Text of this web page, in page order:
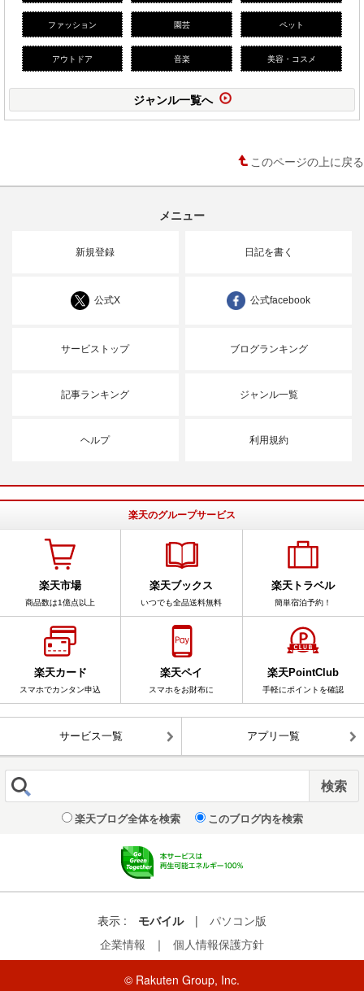
ファッション 園芸 ペット
アウトドア 音楽 美容・コスメ
ジャンル一覧へ
このページの上に戻る
メニュー
新規登録 日記を書く
公式X 公式facebook
サービストップ ブログランキング
記事ランキング ジャンル一覧
ヘルプ 利用規約
楽天のグループサービス
楽天市場
商品数は1億点以上
楽天ブックス
いつでも全品送料無料
楽天トラベル
簡単宿泊予約！
楽天カード
スマホでカンタン申込
楽天ペイ
スマホをお財布に
楽天PointClub
手軽にポイントを確認
サービス一覧 アプリ一覧
楽天ブログ全体を検索 このブログ内を検索
表示 : モバイル |
パソコン版
企業情報
｜ 個人情報保護方針
© Rakuten Group, Inc.